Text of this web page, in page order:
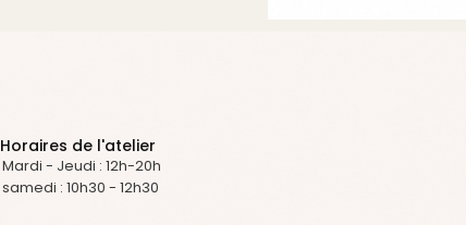
Horaires de l'atelier
Mardi - Jeudi : 12h-20h
samedi : 10h30 - 12h30